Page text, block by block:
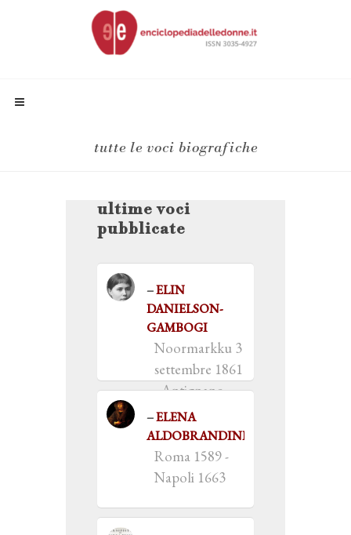
tutte le voci biografiche
ultime voci
pubblicate
ELIN
DANIELSON-
GAMBOGI
Noormarkku 3
settembre 1861
- Antignano
(LI) 31
dicembre 1919
ELENA
ALDOBRANDINI
Roma 1589 -
Napoli 1663